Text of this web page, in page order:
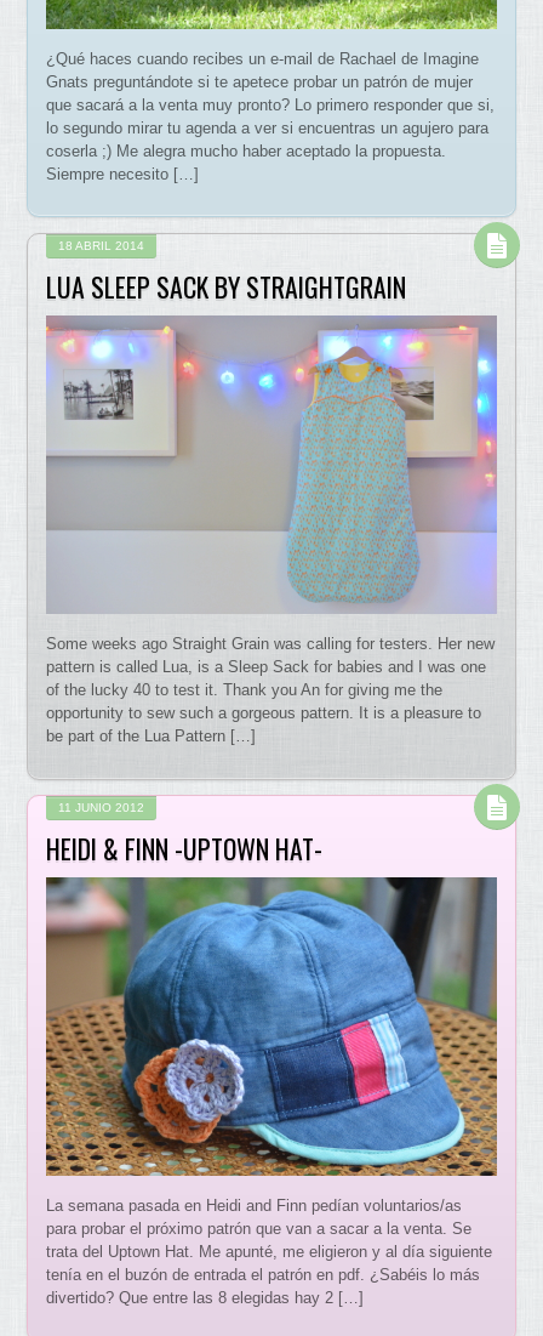
¿Qué haces cuando recibes un e-mail de Rachael de Imagine
Gnats preguntándote si te apetece probar un patrón de mujer
que sacará a la venta muy pronto? Lo primero responder que si,
lo segundo mirar tu agenda a ver si encuentras un agujero para
coserla ;) Me alegra mucho haber aceptado la propuesta.
Siempre necesito […]
18 ABRIL 2014
LUA SLEEP SACK BY STRAIGHTGRAIN
Some weeks ago Straight Grain was calling for testers. Her new
pattern is called Lua, is a Sleep Sack for babies and I was one
of the lucky 40 to test it. Thank you An for giving me the
opportunity to sew such a gorgeous pattern. It is a pleasure to
be part of the Lua Pattern […]
11 JUNIO 2012
HEIDI & FINN -UPTOWN HAT-
La semana pasada en Heidi and Finn pedían voluntarios/as
para probar el próximo patrón que van a sacar a la venta. Se
trata del Uptown Hat. Me apunté, me eligieron y al día siguiente
tenía en el buzón de entrada el patrón en pdf. ¿Sabéis lo más
divertido? Que entre las 8 elegidas hay 2 […]